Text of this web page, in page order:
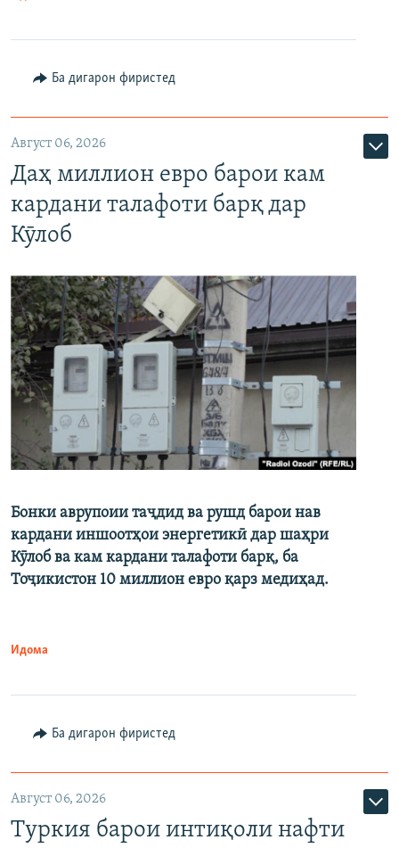
Ба дигарон фиристед
Август 06, 2026
Даҳ миллион евро барои кам
кардани талафоти барқ дар
Кӯлоб
Бонки аврупоии таҷдид ва рушд барои нав
кардани иншоотҳои энергетикӣ дар шаҳри
Кӯлоб ва кам кардани талафоти барқ, ба
Тоҷикистон 10 миллион евро қарз медиҳад.
Идома
Ба дигарон фиристед
Август 06, 2026
Туркия барои интиқоли нафти